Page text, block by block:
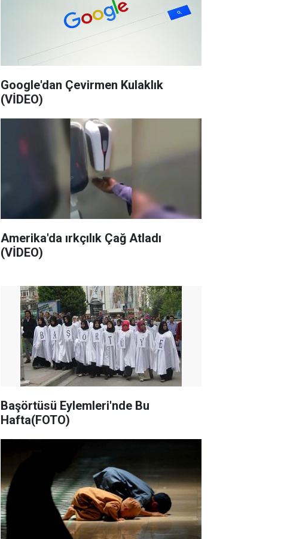
Google'dan Çevirmen Kulaklık
(VİDEO)
Amerika'da ırkçılık Çağ Atladı
(VİDEO)
Başörtüsü Eylemleri'nde Bu
Hafta(FOTO)